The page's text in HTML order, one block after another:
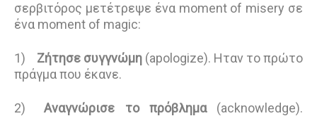
σερβιτόρος μετέτρεψε ένα moment of misery σε
ένα moment of magic:
1) Ζήτησε συγγνώμη (apologize). Ηταν το πρώτο
πράγμα που έκανε.
2) Αναγνώρισε το πρόβλημα(acknowledge).